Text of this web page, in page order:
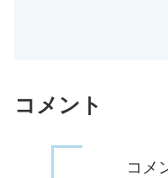
コメント
コメ